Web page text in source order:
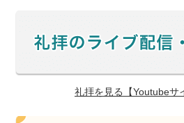
礼拝を見る【Youtubeサ